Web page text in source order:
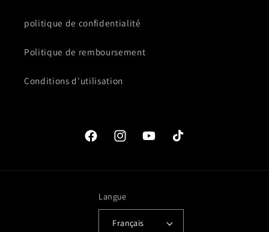
politique de confidentialité
Politique de remboursement
Conditions d'utilisation
FacebookInstagramYouTubeTikTok
Langue
Français